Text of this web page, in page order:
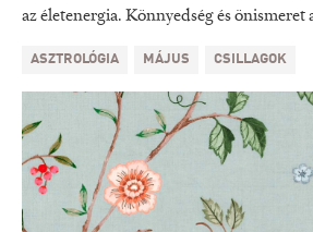
az életenergia. Könnyedség és önismeret
ASZTROLÓGIA MÁJUS CSILLAGOK